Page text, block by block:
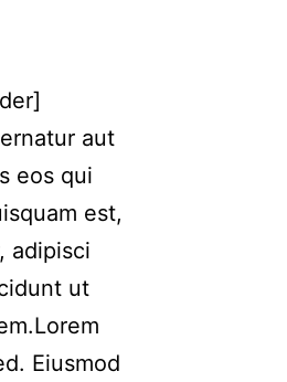
aut
eos qui
est,
adipisci
ut
Eiusmod